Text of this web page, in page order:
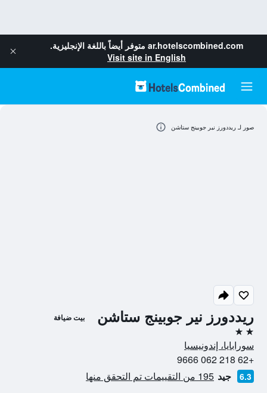
ar.hotelscombined.com متوفر أيضاً باللغة الإنجليزية.
Visit site in English
ريددورز نير جوبينج ستاشن بيت ضيافة
2 نجمتين
سورابايا، إندونيسيا
+62 218 062 9666
6.3 جيد 195 من التقييمات تم التحقق منها
صور لـ ريددورز نير جوبينج ستاشن